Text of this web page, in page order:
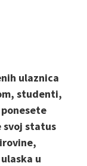
ulaznica
studenti,
svoj status
u